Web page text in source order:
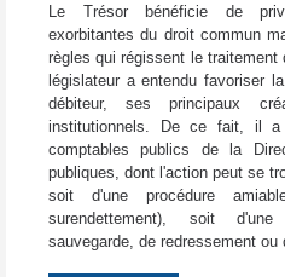
Le Trésor bénéficie de
exorbitantes du droit commun
règles qui régissent le
législateur a entendu favoriser
débiteur, ses principaux
institutionnels. De ce fait, il a
comptables publics de la
publiques, dont l'action peut se
soit d'une procédure
surendettement), soit
sauvegarde, de redressement ou